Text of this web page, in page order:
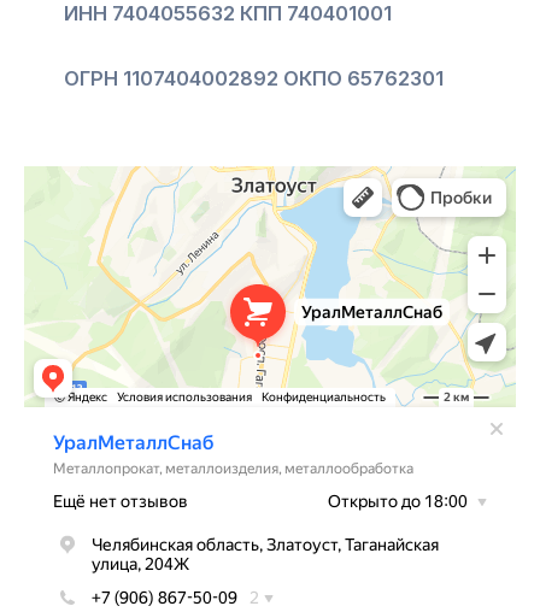
ИНН 7404055632 КПП 740401001
ОГРН 1107404002892 ОКПО 65762301